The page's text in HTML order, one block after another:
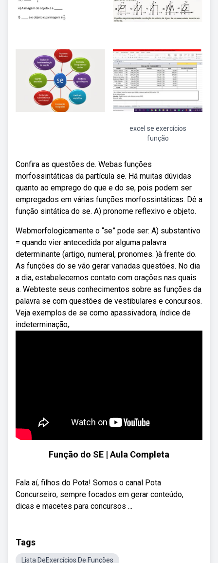
excel se exercícios
função
Confira as questões de. Webas funções
morfossintáticas da partícula se. Há muitas dúvidas
quanto ao emprego do que e do se, pois podem ser
empregados em várias funções morfossintáticas. Dê a
função sintática do se. A) pronome reflexivo e objeto.
Webmorfologicamente o “se” pode ser: A) substantivo
= quando vier antecedida por alguma palavra
determinante (artigo, numeral, pronomes. )à frente do.
As funções do se vão gerar variadas questões. No dia
a dia, estabelecemos contato com orações nas quais
a. Webteste seus conhecimentos sobre as funções da
palavra se com questões de vestibulares e concursos.
Veja exemplos de se como apassivadora, índice de
indeterminação,.
Função do SE | Aula Completa
Fala aí, filhos do Pota! Somos o canal Pota
Concurseiro, sempre focados em gerar conteúdo,
dicas e macetes para concursos ...
Tags
Lista DeExercícios De Funções